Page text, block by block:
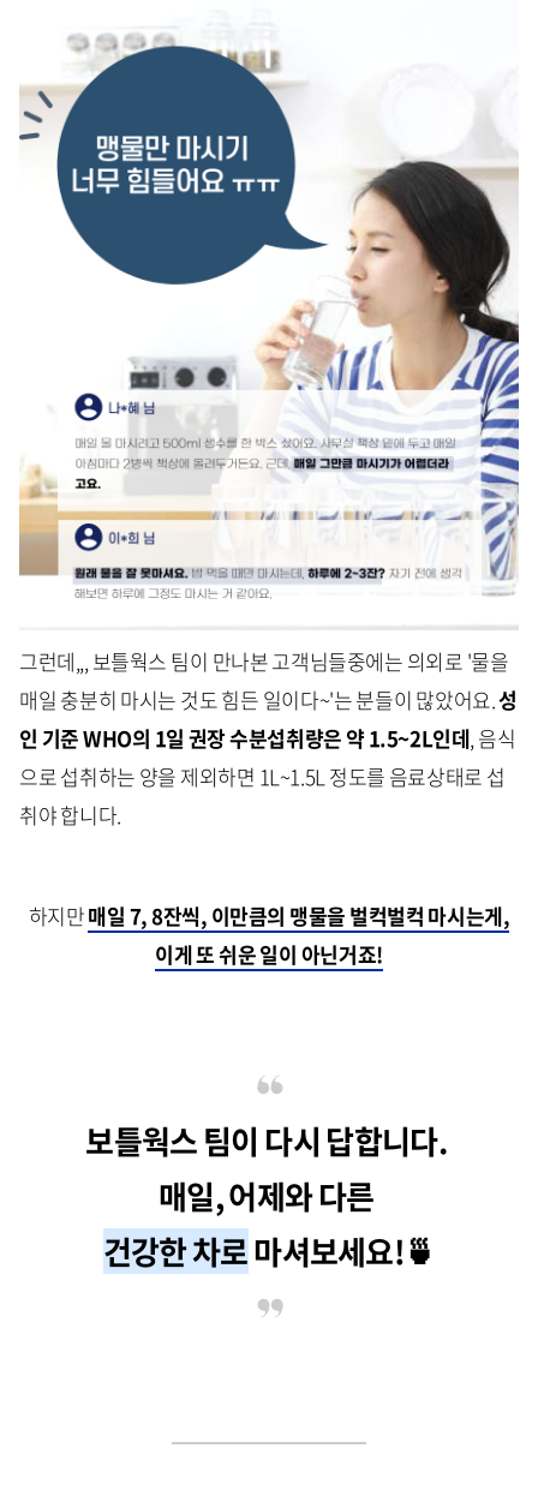
그런데,,, 보틀웍스 팀이 만나본 고객님들중에는 의외로 '물을
매일 충분히 마시는 것도 힘든 일이다~'는 분들이 많았어요.성
인 기준 WHO의 1일 권장 수분섭취량은 약 1.5~2L인데, 음식
으로 섭취하는 양을 제외하면 1L~1.5L 정도를 음료상태로 섭
취야 합니다.
하지만매일 7, 8잔씩, 이만큼의 맹물을 벌컥벌컥 마시는게,
이게 또 쉬운 일이 아닌거죠!
보틀웍스 팀이 다시 답합니다.
매일, 어제와 다른
건강한 차로마셔보세요!🍵